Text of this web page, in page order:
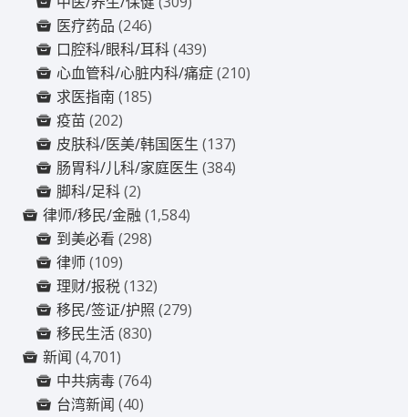
医疗药品 (246)
口腔科/眼科/耳科(439)
心血管科/心脏内科/痛症(210)
求医指南 (185)
疫苗 (202)
皮肤科/医美/韩国医生 (137)
肠胃科/儿科/家庭医生 (384)
脚科/足科(2)
律师/移民/金融 (1,584)
到美必看 (298)
律师(109)
理财/报税(132)
移民/签证/护照 (279)
移民生活(830)
新闻 (4,701)
中共病毒(764)
台湾新闻 (40)